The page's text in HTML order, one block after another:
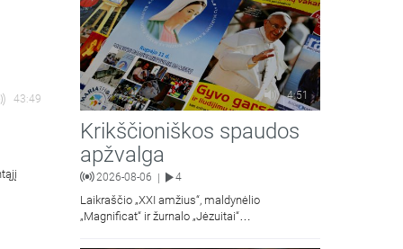
43:49 4:51
Krikščioniškos spaudos
apžvalga
2026-08-06 | 4
Laikraščio „XXI amžius“, maldynėlio
„Magnificat“ ir žurnalo „Jėzuitai“